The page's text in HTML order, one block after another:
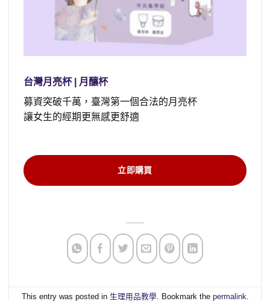
台灣月亮杯 | 月釀杯
募資突破千萬，臺灣第一個合法的月亮杯
讓女生的經期更無感更舒適
立即購買
This entry was posted in 生理用品教學. Bookmark the permalink.